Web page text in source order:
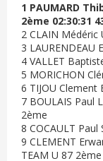
1 PAUMARD
2ème 02:30:31
2 CLAIN Médéric
3 LAURENDEAU
4 VALLET
5 MORICHON
6 TIJOU Clement
7 BOULAIS Paul
2ème
8 COCAULT Paul
9 CLEMENT
TEAM U 87 2ème